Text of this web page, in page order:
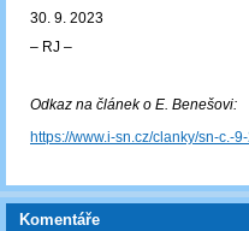
30. 9. 2023
‒ RJ ‒
Odkaz na článek o E. Benešovi:
https://www.i-sn.cz/clanky/sn-c.-
Komentáře